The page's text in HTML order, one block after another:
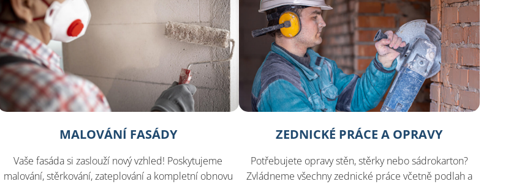
MALOVÁNÍ FASÁDY
Vaše fasáda si zaslouží nový vzhled! Poskytujeme
malování, stěrkování, zateplování a kompletní obnovu
ZEDNICKÉ PRÁCE A OPRAVY
Potřebujete opravy stěn, stěrky nebo sádrokarton?
Zvládneme všechny zednické práce včetně podlah a